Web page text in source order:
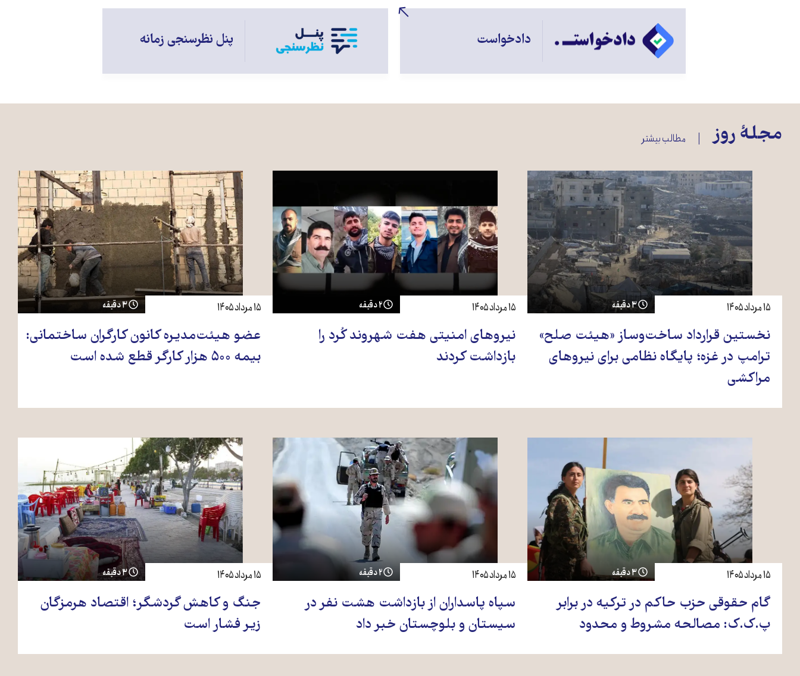
دادخواست پنل نظرسنجی زمانه
مجلهٔ روز مطالب بیشتر
نخستین قرارداد ساخت‌وساز «هیئت صلح»
ترامپ در غزه؛ پایگاه نظامی برای نیروهای
مراکشی
۱۵ مرداد ۱۴۰۵ ۳ دقیقه
نیروهای امنیتی هفت شهروند کُرد را
بازداشت کردند
۱۵ مرداد ۱۴۰۵ ۲ دقیقه
عضو هیئت‌مدیره کانون کارگران ساختمانی:
بیمه ۵۰۰ هزار کارگر قطع شده است
۱۵ مرداد ۱۴۰۵ ۳ دقیقه
گام حقوقی حزب حاکم در ترکیه در برابر
پ.ک.ک: مصالحه مشروط و محدود
۱۵ مرداد ۱۴۰۵ ۳ دقیقه
سپاه پاسداران از بازداشت هشت نفر در
سیستان و بلوچستان خبر داد
۱۵ مرداد ۱۴۰۵ ۲ دقیقه
جنگ و کاهش گردشگر؛ اقتصاد هرمزگان
زیر فشار است
۱۵ مرداد ۱۴۰۵ ۳ دقیقه